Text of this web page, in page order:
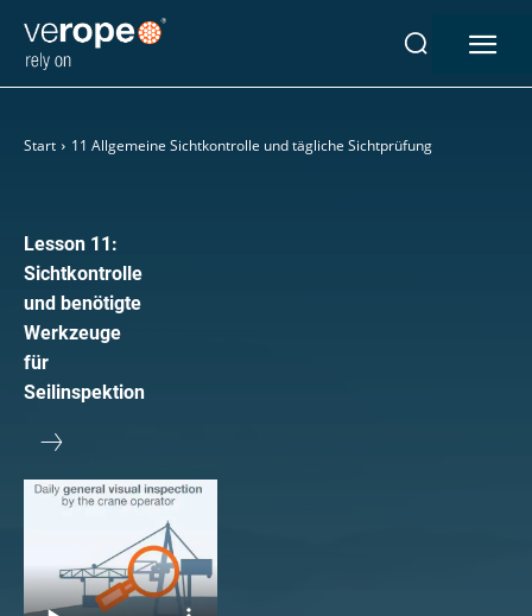
Seile
verotop
verotop S
verotop S+
verotop E
vero 4
veropower 8
veropro 10
verotech 10
verosteel 8
Start 11 Allgemeine Sichtkontrolle und tägliche Sichtprüfung
Lesson 11:
Sichtkontrolle
und benötigte
Werkzeuge
für
Seilinspektion